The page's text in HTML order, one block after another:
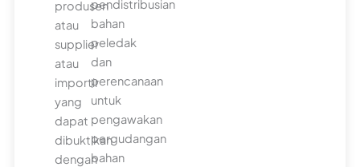
produsen
atau
supplier
atau
importir
yang
dapat
dibuktikan
dengan
pendistribusian
bahan
peledak
dan
perencanaan
untuk
pengawakan
pergudangan
bahan